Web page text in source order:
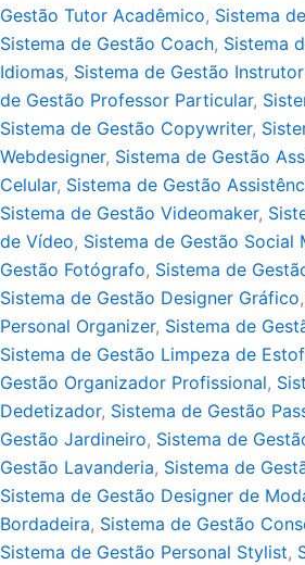
Gestão Tutor Acadêmico, Sistema
Sistema de Gestão Coach, Sistema
Idiomas, Sistema de Gestão
de Gestão Professor Particular,
Sistema de Gestão Copywriter,
Webdesigner, Sistema de Gestão
Celular, Sistema de Gestão
Sistema de Gestão Videomaker,
de Vídeo, Sistema de Gestão Social
Gestão Fotógrafo, Sistema de
Sistema de Gestão Designer Gráfico,
Personal Organizer, Sistema de
Sistema de Gestão Limpeza de
Gestão Organizador Profissional,
Dedetizador, Sistema de Gestão
Gestão Jardineiro, Sistema de
Gestão Lavanderia, Sistema de
Sistema de Gestão Designer de
Bordadeira, Sistema de Gestão
Sistema de Gestão Personal Stylist,